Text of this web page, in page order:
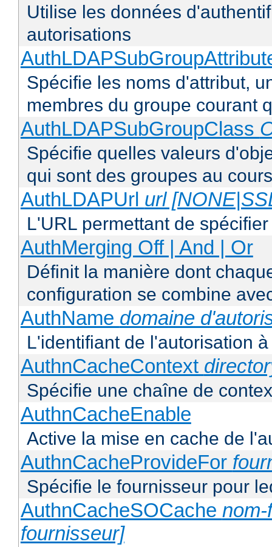
Utilise les données
autorisations
Spécifie les noms d'attribut,
membres du groupe courant
AuthLDAPSubGroupClass
Spécifie quelles valeurs
qui sont des groupes au
AuthLDAPUrl url
L'URL permettant de
AuthMerging Off | And | Or
Définit la manière dont
configuration se combine
AuthName domaine
L'identifiant de l'autorisation
AuthnCacheContext
Spécifie une chaîne de
AuthnCacheEnable
Active la mise en cache de
AuthnCacheProvideFor
Spécifie le fournisseur pour
AuthnCacheSOCache
fournisseur]